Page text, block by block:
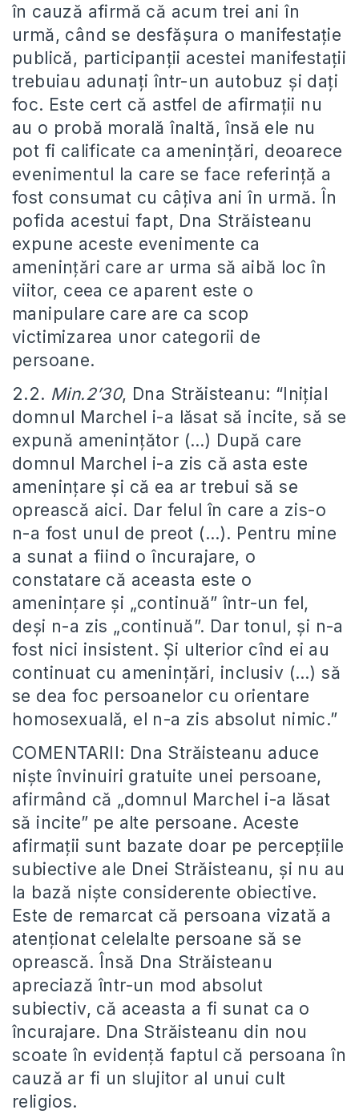
în cauză afirmă că acum trei ani în
urmă, când se desfășura o manifestație
publică, participanții acestei manifestații
trebuiau adunați într-un autobuz și dați
foc. Este cert că astfel de afirmații nu
au o probă morală înaltă, însă ele nu
pot fi calificate ca amenințări, deoarece
evenimentul la care se face referință a
fost consumat cu câțiva ani în urmă. În
pofida acestui fapt, Dna Străisteanu
expune aceste evenimente ca
amenințări care ar urma să aibă loc în
viitor, ceea ce aparent este o
manipulare care are ca scop
victimizarea unor categorii de
persoane.
2.2. Min.2’30, Dna Străisteanu: “Inițial
domnul Marchel i-a lăsat să incite, să se
expună amenințător (…) După care
domnul Marchel i-a zis că asta este
amenințare și că ea ar trebui să se
oprească aici. Dar felul în care a zis-o
n-a fost unul de preot (…). Pentru mine
a sunat a fiind o încurajare, o
constatare că aceasta este o
amenințare și „continuă” într-un fel,
deși n-a zis „continuă”. Dar tonul, și n-a
fost nici insistent. Și ulterior cînd ei au
continuat cu amenințări, inclusiv (…) să
se dea foc persoanelor cu orientare
homosexuală, el n-a zis absolut nimic.”
COMENTARII: Dna Străisteanu aduce
niște învinuiri gratuite unei persoane,
afirmând că „domnul Marchel i-a lăsat
să incite” pe alte persoane. Aceste
afirmații sunt bazate doar pe percepțiile
subiective ale Dnei Străisteanu, și nu au
la bază niște considerente obiective.
Este de remarcat că persoana vizată a
atenționat celelalte persoane să se
oprească. Însă Dna Străisteanu
apreciază într-un mod absolut
subiectiv, că aceasta a fi sunat ca o
încurajare. Dna Străisteanu din nou
scoate în evidență faptul că persoana în
cauză ar fi un slujitor al unui cult
religios.